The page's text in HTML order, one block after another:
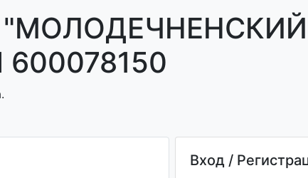
"МОЛОДЕЧНЕНСКИЙ
Вход /